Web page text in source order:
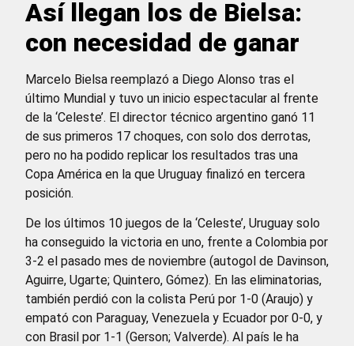
Así llegan los de Bielsa:
con necesidad de ganar
Marcelo Bielsa reemplazó a Diego Alonso tras el
último Mundial y tuvo un inicio espectacular al frente
de la ‘Celeste’. El director técnico argentino ganó 11
de sus primeros 17 choques, con solo dos derrotas,
pero no ha podido replicar los resultados tras una
Copa América en la que Uruguay finalizó en tercera
posición.
De los últimos 10 juegos de la ‘Celeste’, Uruguay solo
ha conseguido la victoria en uno, frente a Colombia por
3-2 el pasado mes de noviembre (autogol de Davinson,
Aguirre, Ugarte; Quintero, Gómez). En las eliminatorias,
también perdió con la colista Perú por 1-0 (Araujo) y
empató con Paraguay, Venezuela y Ecuador por 0-0, y
con Brasil por 1-1 (Gerson; Valverde). Al país le ha